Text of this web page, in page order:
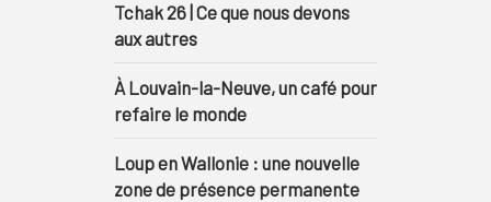
Tchak 26 | Ce que nous devons
aux autres
À Louvain-la-Neuve, un café pour
refaire le monde
Loup en Wallonie : une nouvelle
zone de présence permanente